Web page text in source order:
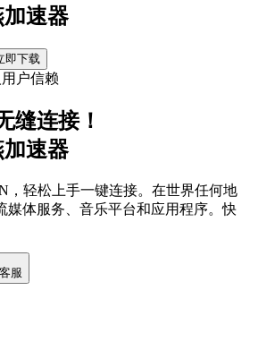
加速器
即下载
户信赖
缝连接！
加速器
，轻松上手一键连接。在世界任何地
媒体服务、音乐平台和应用程序。快
服